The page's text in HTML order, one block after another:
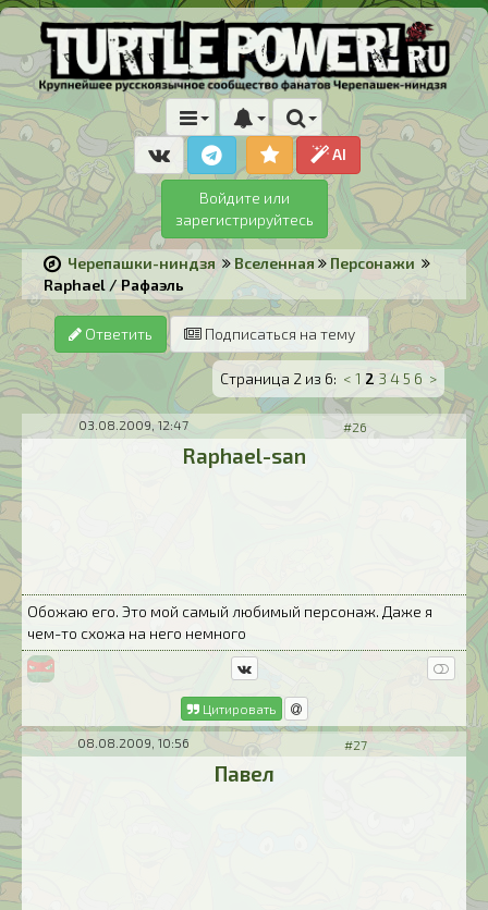
AI
Войдите или
зарегистрируйтесь
Черепашки-ниндзя Вселенная
Персонажи
Raphael / Рафаэль
Ответить Подписаться на тему
Страница 2 из 6: < 1 2 3 4 5 6 >
03.08.2009, 12:47 #26
Raphael-san
Обожаю его. Это мой самый любимый персонаж. Даже я
чем-то схожа на него немного
Цитировать
08.08.2009, 10:56 #27
Павел